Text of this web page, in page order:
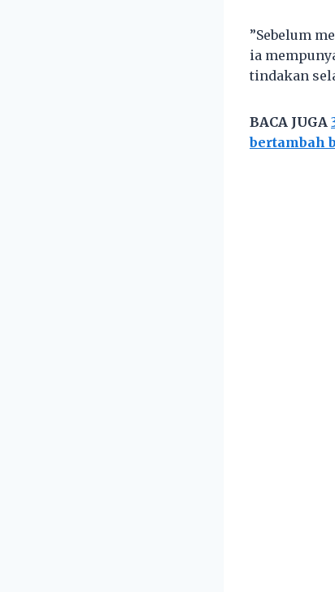
”Sebelum
ia
tindakan
BACA JUGA
bertambah